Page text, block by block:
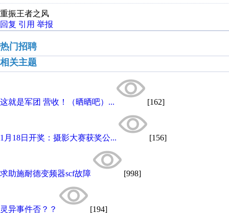
重振王者之风
回复 引用 举报
热门招聘
相关主题
这就是军团 营收！（晒晒吧）... [162]
1月18日开奖：摄影大赛获奖公... [156]
求助施耐德变频器scf故障 [998]
灵异事件否？？ [194]